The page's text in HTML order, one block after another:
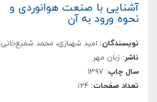
آشنایی با صنعت هوانوردی و
نحوه ورود به آن
نویسندگان: امید شهبازی، محمد شفیع‌خانی
ناشر: زبان مهر
سال چاپ: ۱۳۹۷
تعداد صفحات: ۱۲۴